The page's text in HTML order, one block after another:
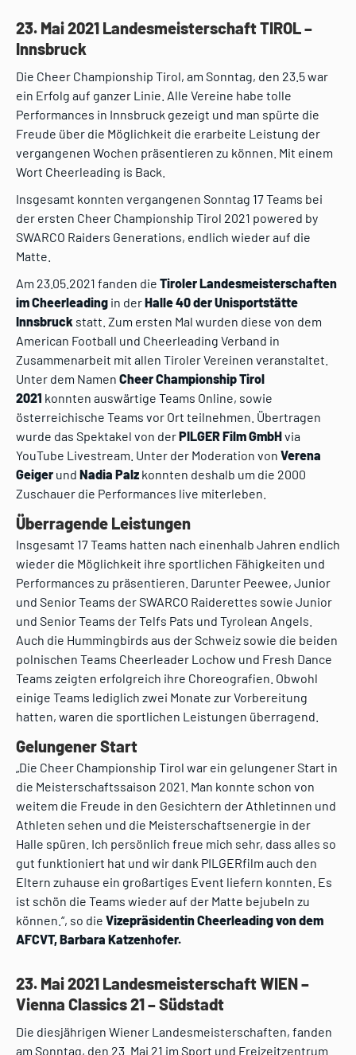
23. Mai 2021 Landesmeisterschaft TIROL –
Innsbruck
Die Cheer Championship Tirol, am Sonntag, den 23.5 war
ein Erfolg auf ganzer Linie. Alle Vereine habe tolle
Performances in Innsbruck gezeigt und man spürte die
Freude über die Möglichkeit die erarbeite Leistung der
vergangenen Wochen präsentieren zu können. Mit einem
Wort Cheerleading is Back.
Insgesamt konnten vergangenen Sonntag 17 Teams bei
der ersten Cheer Championship Tirol 2021 powered by
SWARCO Raiders Generations, endlich wieder auf die
Matte.
Am 23.05.2021 fanden die Tiroler Landesmeisterschaften
im Cheerleading in derHalle 40 der Unisportstätte
Innsbruck statt. Zum ersten Mal wurden diese von dem
American Football und Cheerleading Verband in
Zusammenarbeit mit allen Tiroler Vereinen veranstaltet.
Unter dem Namen Cheer Championship Tirol
2021 konnten auswärtige Teams Online, sowie
österreichische Teams vor Ort teilnehmen. Übertragen
wurde das Spektakel von derPILGER Film GmbHvia
YouTube Livestream. Unter der Moderation von Verena
Geiger und Nadia Palz konnten deshalb um die 2000
Zuschauer die Performances live miterleben.
Überragende Leistungen
Insgesamt 17 Teams hatten nach einenhalb Jahren endlich
wieder die Möglichkeit ihre sportlichen Fähigkeiten und
Performances zu präsentieren. Darunter Peewee, Junior
und Senior Teams der SWARCO Raiderettes sowie Junior
und Senior Teams der Telfs Pats und Tyrolean Angels.
Auch die Hummingbirds aus der Schweiz sowie die beiden
polnischen Teams Cheerleader Lochow und Fresh Dance
Teams zeigten erfolgreich ihre Choreografien. Obwohl
einige Teams lediglich zwei Monate zur Vorbereitung
hatten, waren die sportlichen Leistungen überragend.
Gelungener Start
„Die Cheer Championship Tirol war ein gelungener Start in
die Meisterschaftssaison 2021. Man konnte schon von
weitem die Freude in den Gesichtern der Athletinnen und
Athleten sehen und die Meisterschaftsenergie in der
Halle spüren. Ich persönlich freue mich sehr, dass alles so
gut funktioniert hat und wir dank PILGERfilm auch den
Eltern zuhause ein großartiges Event liefern konnten. Es
ist schön die Teams wieder auf der Matte bejubeln zu
können.“, so die Vizepräsidentin Cheerleading von dem
AFCVT, Barbara Katzenhofer.
23. Mai 2021 Landesmeisterschaft WIEN –
Vienna Classics 21 – Südstadt
Die diesjährigen Wiener Landesmeisterschaften, fanden
am Sonntag, den 23. Mai 21 im Sport und Freizeitzentrum